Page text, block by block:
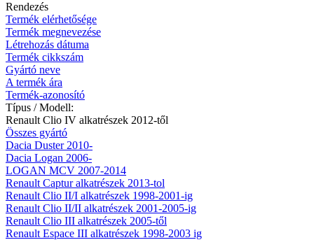
Rendezés
Termék elérhetősége
Termék megnevezése
Létrehozás dátuma
Termék cikkszám
Gyártó neve
A termék ára
Termék-azonosító
Típus / Modell:
Renault Clio IV alkatrészek 2012-től
Összes gyártó
Dacia Duster 2010-
Dacia Logan 2006-
LOGAN MCV 2007-2014
Renault Captur alkatrészek 2013-tol
Renault Clio II/I alkatrészek 1998-2001-ig
Renault Clio II/II alkatrészek 2001-2005-ig
Renault Clio III alkatrészek 2005-től
Renault Espace III alkatrészek 1998-2003 ig